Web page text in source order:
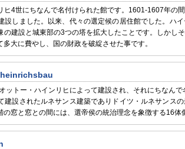
ヒ4世にちなんで名付けられた館です。1601-1607年の
設しました。以来、代々の選定候の居住館でした。ハ
の建設と城東部の3つの塔を拡大したことです。しかし
大に費やし、国の財政を破綻させた事です。
ットー・ハインリヒによって建設され、それにちなん
建設されたルネサンス建築でありドイツ・ルネサンス
窓と窓との間には、選帝侯の統治理念を象徴する16体